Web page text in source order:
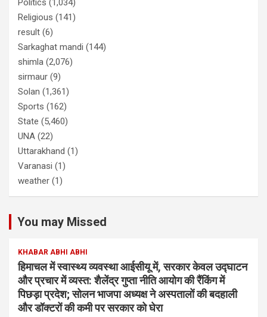
Politics (1,034)
Religious (141)
result (6)
Sarkaghat mandi (144)
shimla (2,076)
sirmaur (9)
Solan (1,361)
Sports (162)
State (5,460)
UNA (22)
Uttarakhand (1)
Varanasi (1)
weather (1)
You may Missed
KHABAR ABHI ABHI
हिमाचल में स्वास्थ्य व्यवस्था आईसीयू में, सरकार केवल उद्घाटन
और प्रचार में व्यस्त: शैलेंद्र गुप्ता नीति आयोग की रैंकिंग में
पिछड़ा प्रदेश; सोलन भाजपा अध्यक्ष ने अस्पतालों की बदहाली
और डॉक्टरों की कमी पर सरकार को घेरा